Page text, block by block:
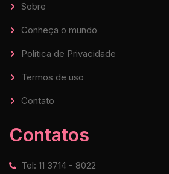
Sobre
Conheça o mundo
Política de Privacidade
Termos de uso
Contato
Contatos
Tel: 11 3714 - 8022